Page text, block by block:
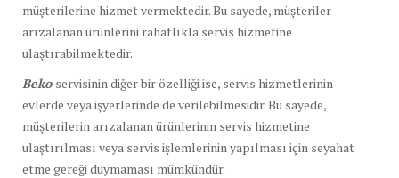
müşterilerine hizmet vermektedir. Bu sayede, müşteriler
arızalanan ürünlerini rahatlıkla servis hizmetine
ulaştırabilmektedir.
Beko servisinin diğer bir özelliği ise, servis hizmetlerinin
evlerde veya işyerlerinde de verilebilmesidir. Bu sayede,
müşterilerin arızalanan ürünlerinin servis hizmetine
ulaştırılması veya servis işlemlerinin yapılması için seyahat
etme gereği duymaması mümkündür.